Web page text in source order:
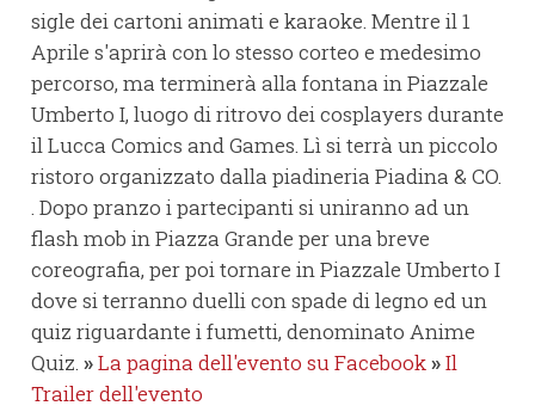
sigle dei cartoni animati e karaoke. Mentre il 1
Aprile s'aprirà con lo stesso corteo e medesimo
percorso, ma terminerà alla fontana in Piazzale
Umberto I, luogo di ritrovo dei cosplayers durante
il Lucca Comics and Games. Lì si terrà un piccolo
ristoro organizzato dalla piadineria Piadina & CO.
. Dopo pranzo i partecipanti si uniranno ad un
flash mob in Piazza Grande per una breve
coreografia, per poi tornare in Piazzale Umberto I
dove si terranno duelli con spade di legno ed un
quiz riguardante i fumetti, denominato Anime
Quiz. »La pagina dell'evento su Facebook»Il
Trailer dell'evento